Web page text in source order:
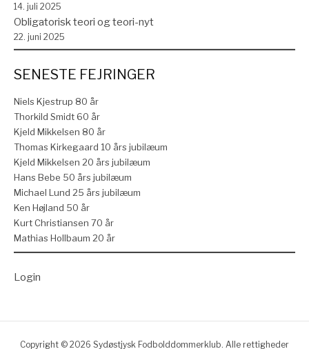
14. juli 2025
Obligatorisk teori og teori-nyt
22. juni 2025
SENESTE FEJRINGER
Niels Kjestrup 80 år
Thorkild Smidt 60 år
Kjeld Mikkelsen 80 år
Thomas Kirkegaard 10 års jubilæum
Kjeld Mikkelsen 20 års jubilæum
Hans Bebe 50 års jubilæum
Michael Lund 25 års jubilæum
Ken Højland 50 år
Kurt Christiansen 70 år
Mathias Hollbaum 20 år
Login
Copyright © 2026 Sydøstjysk Fodbolddommerklub. Alle rettigheder